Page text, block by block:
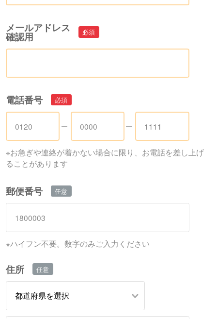
メールアドレス
確認用
電話番号
※お急ぎや連絡が着かない場合に限り、お電話を差し上げ
ることがあります
郵便番号
※ハイフン不要。数字のみご入力ください
住所